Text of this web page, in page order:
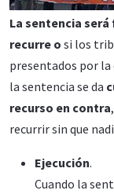
La sentencia
recurre o si los
presentados por
la sentencia se da
recurso en contra
recurrir sin que
Ejecución.
Cuando la